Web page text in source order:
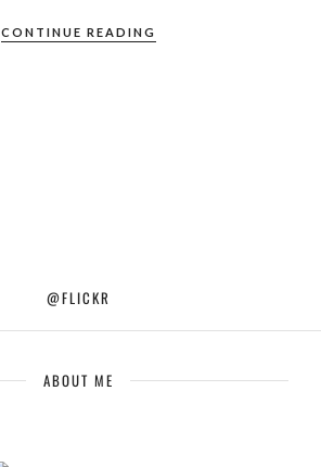
CONTINUE READING
@FLICKR
ABOUT ME